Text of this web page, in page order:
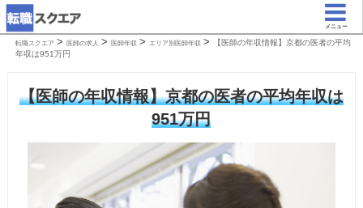
メニュー
転職スクエア > 医師の求人 > 医師年収 > エリア別医師年収 >
【医師の年収情報】京都の医者の平均
年収は951万円
【医師の年収情報】京都の医者の平均年収は
951万円